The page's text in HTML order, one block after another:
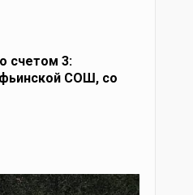
счетом 3:
СОШ, со